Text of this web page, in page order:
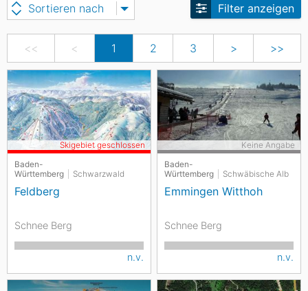
<< < 1 2 3 > >>
Sortieren nach Filter anzeigen
Baden-
Württemberg
Schwarzwald
Feldberg
Skigebiet geschlossen
Schnee Berg
n.v.
Baden-
Württemberg
Schwäbische Alb
Emmingen Witthoh
Keine Angabe
Schnee Berg
n.v.